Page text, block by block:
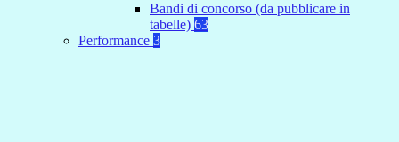
Bandi di concorso (da pubblicare in
tabelle) 63
Performance 3